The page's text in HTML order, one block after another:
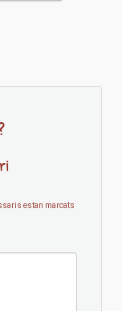
estan marcats